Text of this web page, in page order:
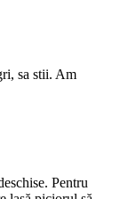
sa stii. Am
Pentru